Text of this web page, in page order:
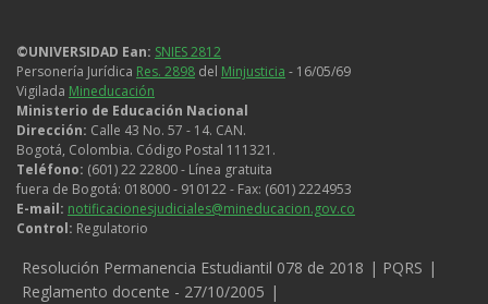
©UNIVERSIDAD Ean: SNIES 2812
Personería Jurídica Res. 2898 del Minjusticia - 16/05/69
Vigilada Mineducación
Ministerio de Educación Nacional
Dirección: Calle 43 No. 57 - 14. CAN.
Bogotá, Colombia. Código Postal 111321.
Teléfono: (601) 22 22800 - Línea gratuita
fuera de Bogotá: 018000 - 910122 - Fax: (601) 2224953
E-mail: notificacionesjudiciales@mineducacion.gov.co
Control: Regulatorio
Legales
Resolución Permanencia Estudiantil 078 de 2018
PQRS
Reglamento docente - 27/10/2005